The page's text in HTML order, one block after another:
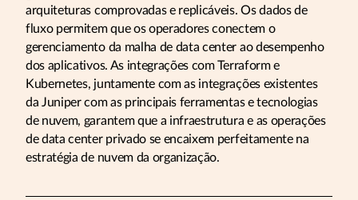
arquiteturas comprovadas e replicáveis. Os dados de
fluxo permitem que os operadores conectem o
gerenciamento da malha de data center ao desempenho
dos aplicativos. As integrações com Terraform e
Kubernetes, juntamente com as integrações existentes
da Juniper com as principais ferramentas e tecnologias
de nuvem, garantem que a infraestrutura e as operações
de data center privado se encaixem perfeitamente na
estratégia de nuvem da organização.